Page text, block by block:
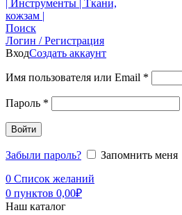
Поиск
Логин / Регистрация
ВходСоздать аккаунт
Имя пользователя или Email *
Пароль *
Войти
Забыли пароль?
Запомнить меня
0 Список желаний
0 пунктов 0,00₽
Наш каталог